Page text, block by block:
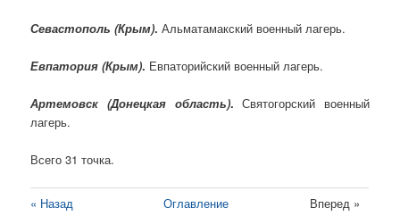
Севастополь (Крым). Альматамакский военный лагерь.
Евпатория (Крым). Евпаторийский военный лагерь.
Артемовск (Донецкая область). Святогорский военный
лагерь.
Всего 31 точка.
« Назад Оглавление Вперед »